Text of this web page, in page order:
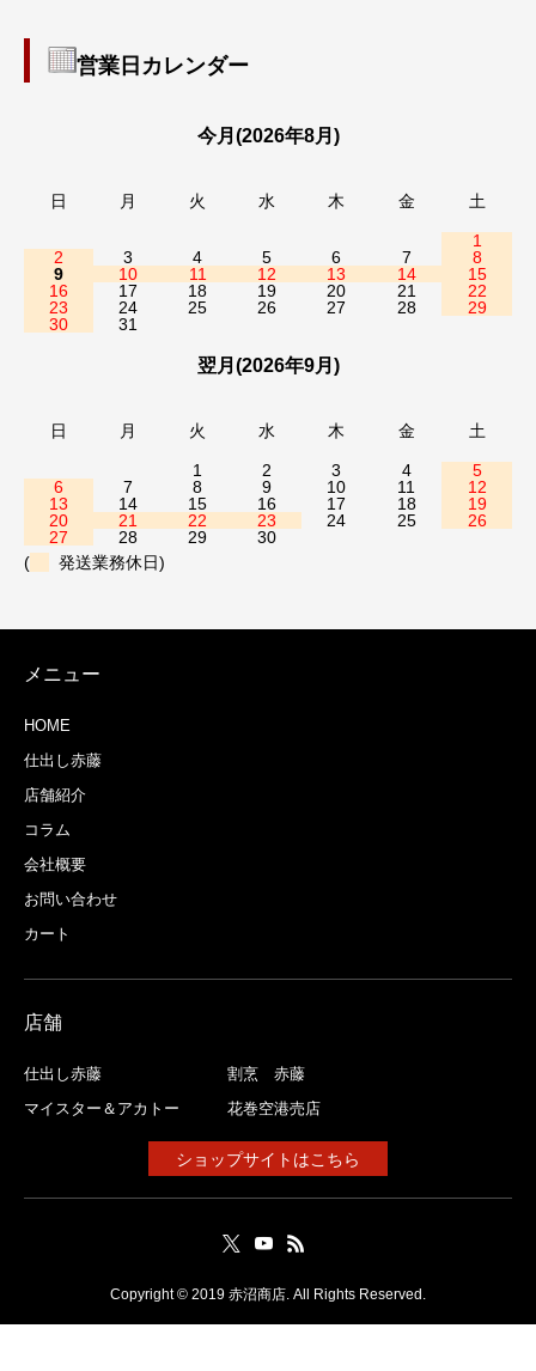
営業日カレンダー
今月(2026年8月)
日 月 火 水 木 金 土
1
2
3 4 5 6 7
8
9
10 11 12 13 14
15
16
17 18 19 20 21
22
23
24 25 26 27 28
29
30
31
翌月(2026年9月)
日 月 火 水 木 金 土
1 2 3 4
5
6
7 8 9 10 11
12
13
14 15 16 17 18
19
20
21 22 23 24 25
26
27
28 29
30
(
発送業務休日)
メニュー
HOME
仕出し赤藤
店舗紹介
コラム
会社概要
お問い合わせ
カート
店舗
仕出し赤藤
割烹 赤藤
マイスター＆アカトー
花巻空港売店
ショップサイトはこちら
Copyright © 2019 赤沼商店. All Rights Reserved.